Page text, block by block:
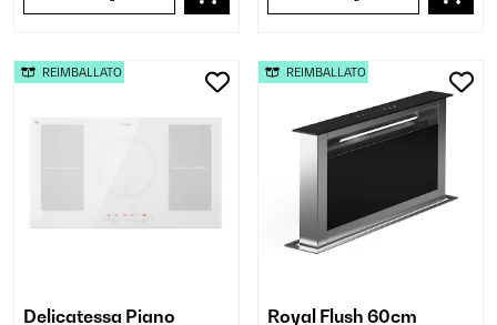
Delicatessa Piano
REIMBALLATO
Royal Flush 60cm
REIMBALLATO